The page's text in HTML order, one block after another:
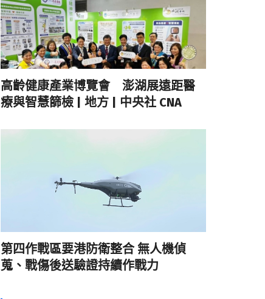
高齡健康產業博覽會 澎湖展遠距醫
療與智慧篩檢 | 地方 | 中央社 CNA
第四作戰區要港防衛整合 無人機偵
蒐、戰傷後送驗證持續作戰力